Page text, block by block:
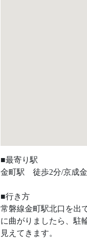
■最寄り駅
金町駅　徒歩2分/京成
■行き方
常磐線金町駅北口を出
に曲がりましたら、駐
見えてきます。